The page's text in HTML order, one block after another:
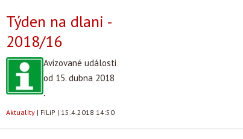
Týden na dlani -
2018/16
Avizované události
od 15. dubna 2018
.
Aktuality | FiLiP | 15.4.2018 14:50